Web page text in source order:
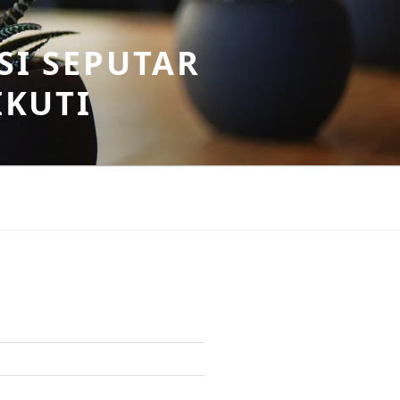
SEPUTAR